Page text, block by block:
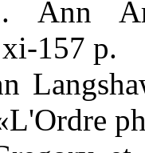
. Ann
157 p.